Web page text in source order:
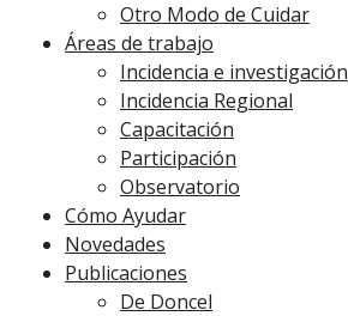
Otro Modo de Cuidar
Áreas de trabajo
Incidencia e investigación
Incidencia Regional
Capacitación
Participación
Observatorio
Cómo Ayudar
Novedades
Publicaciones
De Doncel